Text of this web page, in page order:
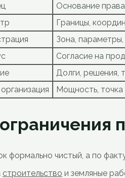
Основание
Границы,
Зона,
Согласие на
Долги, решения,
Мощность,
формально чистый, а по
строительство и земляные